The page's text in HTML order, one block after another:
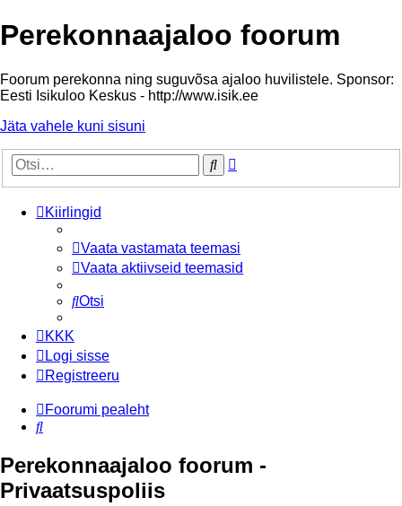
Perekonnaajaloo foorum
Foorum perekonna ning suguvõsa ajaloo huvilistele. Sponsor:
Eesti Isikuloo Keskus - http://www.isik.ee
Jäta vahele kuni sisuni
Otsi
Kiirlingid
Vaata vastamata teemasi
Vaata aktiivseid teemasid
Otsi
KKK
Logi sisse
Registreeru
Foorumi pealeht
Otsi
Perekonnaajaloo foorum -
Privaatsuspoliis